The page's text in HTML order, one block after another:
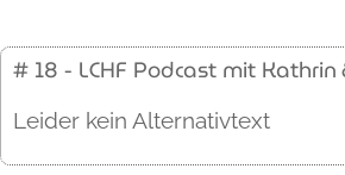
# 18 - LCHF Podcast mit
Leider kein Alternativtext